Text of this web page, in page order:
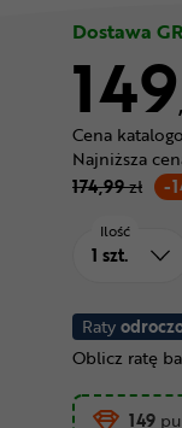
Dostawa
149
Cena
-
Najniższa
174,99zł
Raty
Oblicz ratę
Ilość
149